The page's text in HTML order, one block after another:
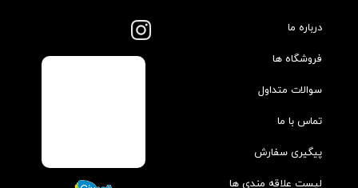
درباره ما
فروشگاه ها
سوالات متداول
تماس با ما
پیگیری سفارش
لیست علاقه مندی ها